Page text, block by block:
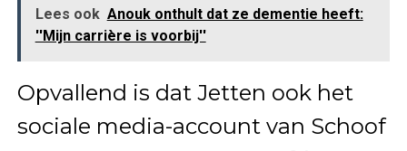
Lees ook Anouk onthult dat ze dementie heeft:
''Mijn carrière is voorbij''
Opvallend is dat Jetten ook het
sociale media-account van Schoof